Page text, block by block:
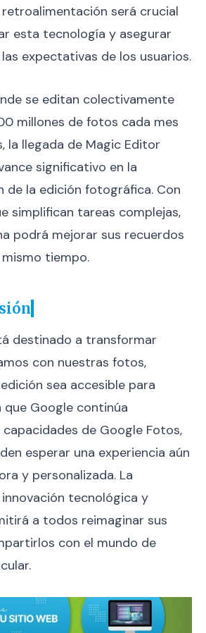
será crucial
esta tecnología y asegurar
expectativas de los usuarios.
se editan colectivamente
millones de fotos cada mes
la llegada de Magic Editor
significativo en la
de la edición fotográfica. Con
simplifican tareas complejas,
podrá mejorar sus recuerdos
tiempo.
destinado a transformar
con nuestras fotos,
sea accesible para
Google continúa
de Google Fotos,
esperar una experiencia aún
y personalizada. La
tecnológica y
a todos reimaginar sus
con el mundo de